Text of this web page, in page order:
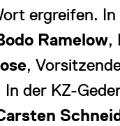
ergreifen.
Ramelow,
,
In der KZ-